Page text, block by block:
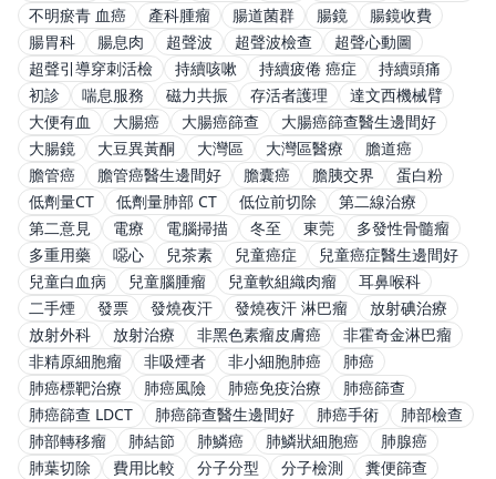
不明瘀青 血癌
產科腫瘤 腸道菌群 腸鏡
腸鏡收費
腸胃科
腸息肉 超聲波 超聲波檢查
超聲心動圖
超聲引導穿刺活檢
持續咳嗽 持續疲倦 癌症
持續頭痛
初診
喘息服務 磁力共振 存活者護理
達文西機械臂
大便有血
大腸癌 大腸癌篩查
大腸癌篩查醫生邊間好
大腸鏡
大豆異黃酮 大灣區 大灣區醫療
膽道癌
膽管癌
膽管癌醫生邊間好 膽囊癌 膽胰交界
蛋白粉
低劑量CT
低劑量肺部 CT 低位前切除
第二線治療
第二意見
電療 電腦掃描 冬至 東莞
多發性骨髓瘤
多重用藥
噁心 兒茶素 兒童癌症
兒童癌症醫生邊間好
兒童白血病
兒童腦腫瘤 兒童軟組織肉瘤
耳鼻喉科
二手煙
發票 發燒夜汗 發燒夜汗 淋巴瘤
放射碘治療
放射外科
放射治療 非黑色素瘤皮膚癌
非霍奇金淋巴瘤
非精原細胞瘤
非吸煙者 非小細胞肺癌
肺癌
肺癌標靶治療
肺癌風險 肺癌免疫治療
肺癌篩查
肺癌篩查 LDCT
肺癌篩查醫生邊間好 肺癌手術
肺部檢查
肺部轉移瘤
肺結節 肺鱗癌 肺鱗狀細胞癌
肺腺癌
肺葉切除
費用比較 分子分型 分子檢測
糞便篩查